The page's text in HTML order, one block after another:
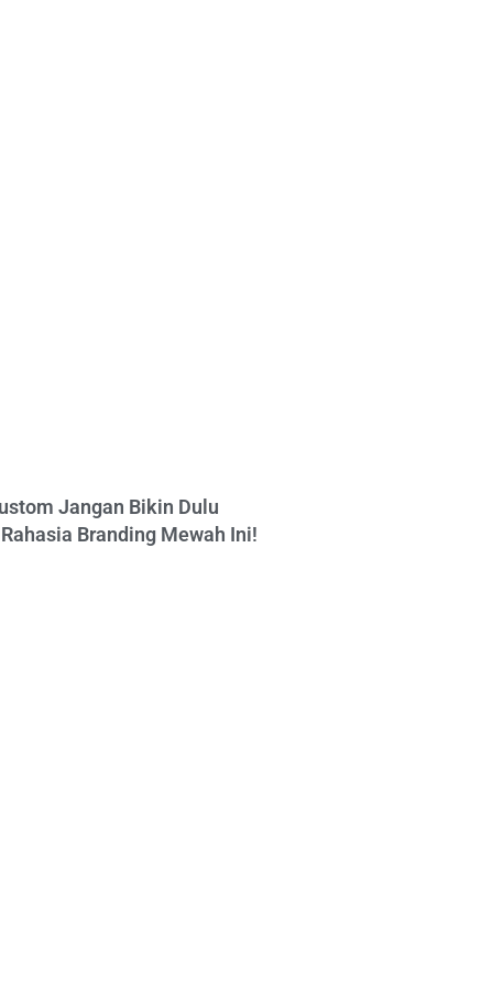
Jangan Bikin Dulu
Branding Mewah Ini!